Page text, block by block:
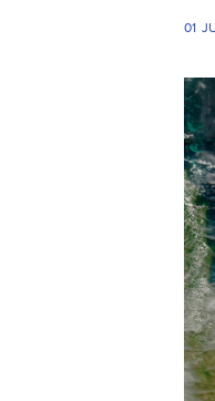
01